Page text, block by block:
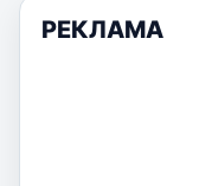
РЕКЛАМА